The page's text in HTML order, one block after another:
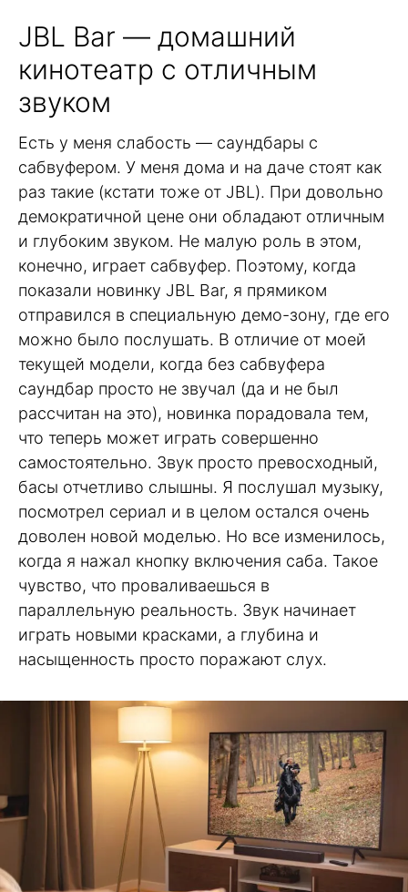
JBL Bar — домашний
кинотеатр с отличным
звуком
Есть у меня слабость — саундбары с
сабвуфером. У меня дома и на даче стоят как
раз такие (кстати тоже от JBL). При довольно
демократичной цене они обладают отличным
и глубоким звуком. Не малую роль в этом,
конечно, играет сабвуфер. Поэтому, когда
показали новинку JBL Bar, я прямиком
отправился в специальную демо-зону, где его
можно было послушать. В отличие от моей
текущей модели, когда без сабвуфера
саундбар просто не звучал (да и не был
рассчитан на это), новинка порадовала тем,
что теперь может играть совершенно
самостоятельно. Звук просто превосходный,
басы отчетливо слышны. Я послушал музыку,
посмотрел сериал и в целом остался очень
доволен новой моделью. Но все изменилось,
когда я нажал кнопку включения саба. Такое
чувство, что проваливаешься в
параллельную реальность. Звук начинает
играть новыми красками, а глубина и
насыщенность просто поражают слух.